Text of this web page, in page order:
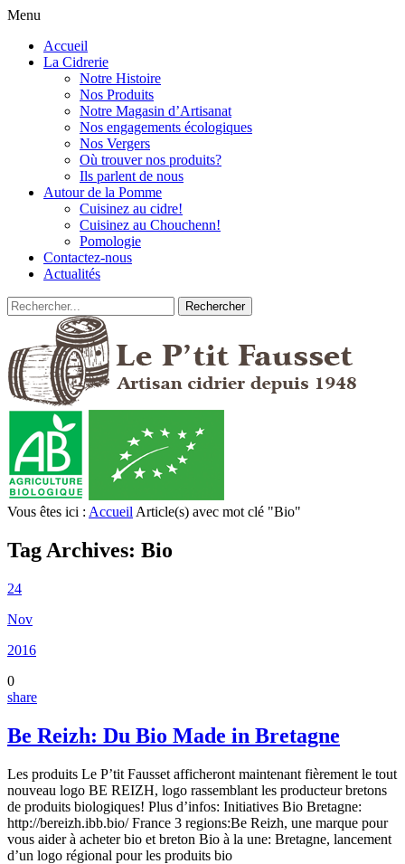
Menu
Accueil
La Cidrerie
Notre Histoire
Nos Produits
Notre Magasin d’Artisanat
Nos engagements écologiques
Nos Vergers
Où trouver nos produits?
Ils parlent de nous
Autour de la Pomme
Cuisinez au cidre!
Cuisinez au Chouchenn!
Pomologie
Contactez-nous
Actualités
Vous êtes ici : Accueil Article(s) avec mot clé "Bio"
Tag Archives: Bio
24
Nov
2016
0
share
Be Reizh: Du Bio Made in Bretagne
Les produits Le P’tit Fausset afficheront maintenant fièrement le tout
nouveau logo BE REIZH, logo rassemblant les producteur bretons
de produits biologiques! Plus d’infos: Initiatives Bio Bretagne:
http://bereizh.ibb.bio/ France 3 regions:Be Reizh, une marque pour
vous aider à acheter bio et breton Bio à la une: Bretagne, lancement
d’un logo régional pour les produits bio